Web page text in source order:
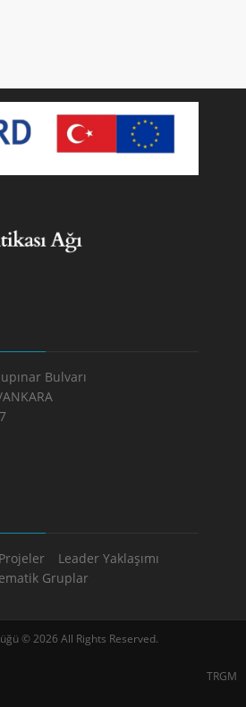
Bulvarı
Projeler
Leader Yaklaşımı
Gruplar
© 2026 All Rights Reserved.
TRGM